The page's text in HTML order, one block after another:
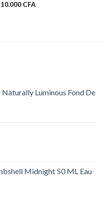
10.000 CFA
Luminous Fond De
Midnight 50 ML Eau